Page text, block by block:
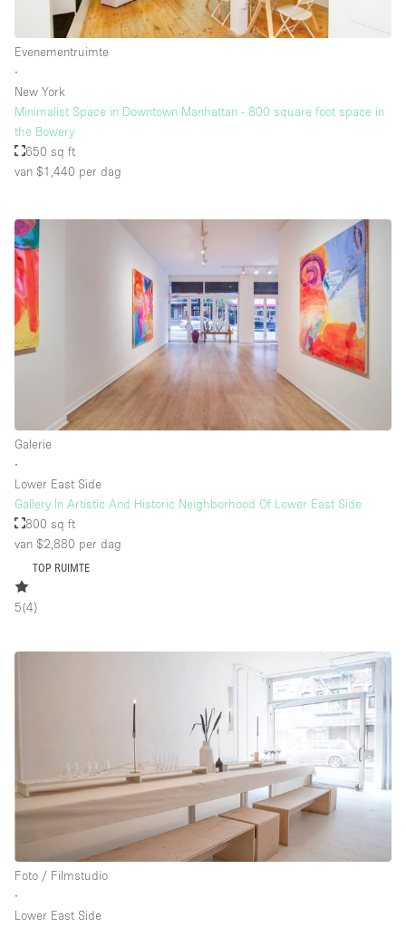
Evenementruimte
∙
New York
Minimalist Space in Downtown Manhattan - 800 square foot space in
the Bowery
650 sq ft
van $1,440 per dag
Galerie
∙
Lower East Side
Gallery In Artistic And Historic Neighborhood Of Lower East Side
800 sq ft
van $2,880 per dag
TOP RUIMTE
5(4)
Foto / Filmstudio
∙
Lower East Side